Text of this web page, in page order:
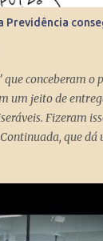
Previdência
que conceberam
um jeito de
Fizeram
que
querem tomar
têm mais de 65